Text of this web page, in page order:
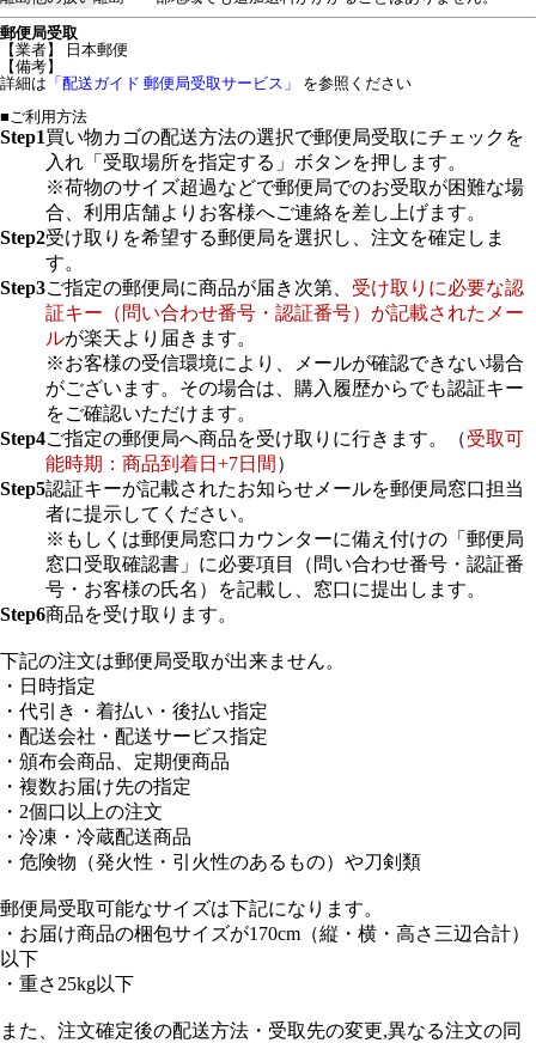
郵便局受取
【業者】 日本郵便
【備考】
詳細は 「配送ガイド 郵便局受取サービス」 を参照ください
■ご利用方法
Step1買い物カゴの配送方法の選択で郵便局受取にチェックを
入れ「受取場所を指定する」ボタンを押します。
※荷物のサイズ超過などで郵便局でのお受取が困難な場
合、利用店舗よりお客様へご連絡を差し上げます。
Step2受け取りを希望する郵便局を選択し、注文を確定しま
す。
Step3ご指定の郵便局に商品が届き次第、 受け取りに必要な認
証キー（問い合わせ番号・認証番号）が記載されたメー
ルが楽天より届きます。
※お客様の受信環境により、メールが確認できない場合
がございます。その場合は、購入履歴からでも認証キー
をご確認いただけます。
Step4ご指定の郵便局へ商品を受け取りに行きます。（受取可
能時期：商品到着日+7日間 ）
Step5認証キーが記載されたお知らせメールを郵便局窓口担当
者に提示してください。
※もしくは郵便局窓口カウンターに備え付けの「郵便局
窓口受取確認書」に必要項目（問い合わせ番号・認証番
号・お客様の氏名）を記載し、窓口に提出します。
Step6商品を受け取ります。
下記の注文は郵便局受取が出来ません。
・日時指定
・代引き・着払い・後払い指定
・配送会社・配送サービス指定
・頒布会商品、定期便商品
・複数お届け先の指定
・2個口以上の注文
・冷凍・冷蔵配送商品
・危険物（発火性・引火性のあるもの）や刀剣類
郵便局受取可能なサイズは下記になります。
・お届け商品の梱包サイズが170cm（縦・横・高さ三辺合計）
以下
・重さ25kg以下
また、注文確定後の配送方法・受取先の変更,異なる注文の同